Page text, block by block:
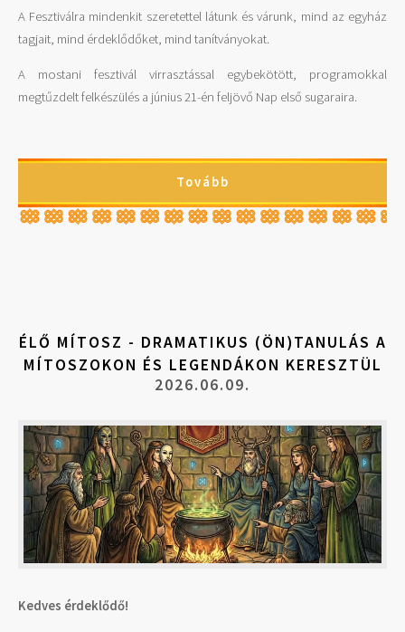
A Fesztiválra mindenkit szeretettel látunk és várunk, mind az egyház
tagjait, mind érdeklődőket, mind tanítványokat.
A mostani fesztivál virrasztással egybekötött, programokkal
megtűzdelt felkészülés a június 21-én feljövő Nap első sugaraira.
Tovább
ÉLŐ MÍTOSZ - DRAMATIKUS (ÖN)TANULÁS A
MÍTOSZOKON ÉS LEGENDÁKON KERESZTÜL
2026.06.09.
Kedves érdeklődő!